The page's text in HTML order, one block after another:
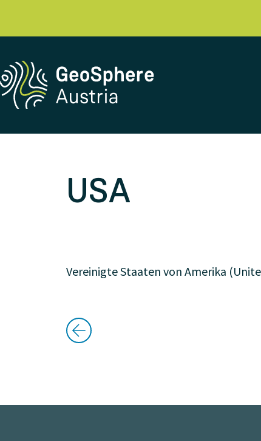
USA
Vereinigte Staaten von Amerika